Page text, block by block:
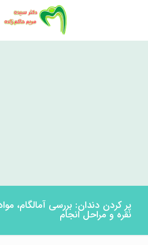
پر کردن دندان: بررسی آمالگام،
نقره و مراحل انجام